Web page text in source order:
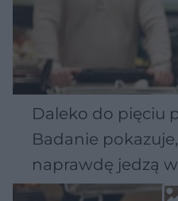
Daleko do pięciu
Badanie
naprawdę jedzą